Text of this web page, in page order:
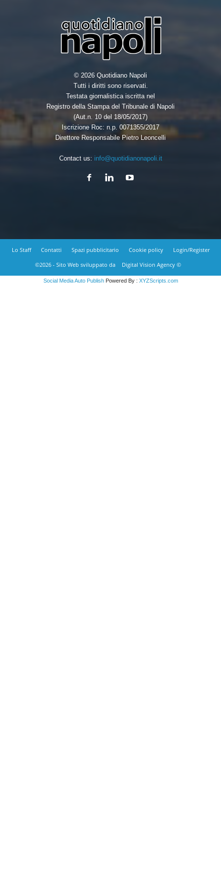
© 2026 Quotidiano Napoli
Tutti i diritti sono riservati.
Testata giornalistica iscritta nel
Registro della Stampa del Tribunale di Napoli
(Aut.n. 10 del 18/05/2017)
Iscrizione Roc: n.p. 0071355/2017
Direttore Responsabile Pietro Leoncelli
Contact us: info@quotidianonapoli.it
Lo Staff Contatti Spazi pubblicitario Cookie policy
Login/Register
©2026 - Sito Web sviluppato da
Digital Vision Agency ©
Social Media Auto PublishPowered By : XYZScripts.com